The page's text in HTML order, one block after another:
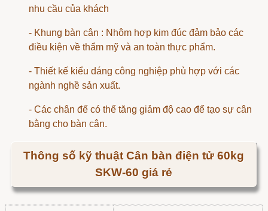
nhu cầu của khách
- Khung bàn cân : Nhôm hợp kim đúc đảm bảo các
điều kiện về thẩm mỹ và an toàn thực phẩm.
- Thiết kế kiểu dáng công nghiệp phù hợp với các
ngành nghề sản xuất.
- Các chân đế có thể tăng giảm độ cao để tạo sự cân
bằng cho bàn cân.
Thông số kỹ thuật Cân bàn điện tử 60kg
SKW-60 giá rẻ